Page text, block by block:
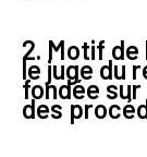
2. Motif
le juge du
fondée
des